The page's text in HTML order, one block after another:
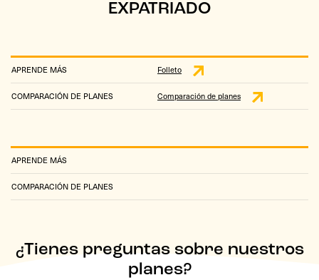
EXPATRIADO
APRENDE MÁS Folleto
COMPARACIÓN DE PLANES Comparación de planes
APRENDE MÁS
COMPARACIÓN DE PLANES
¿Tienes preguntas sobre nuestros
planes?